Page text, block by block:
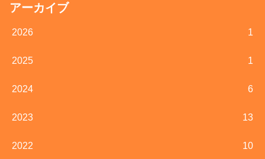
アーカイブ
2026 1
2025 1
2024 6
2023 13
2022 10